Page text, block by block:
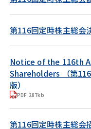
第116回定時株主総会
Notice of the 116th
Shareholders （第
版）
PDF:287kb
第116回定時株主総会